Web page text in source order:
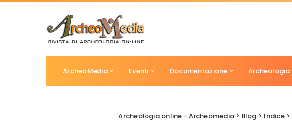
ArcheoMedia Eventi Documentazione Archeologia
Archeologia online - Archeomedia > Blog > Indice>